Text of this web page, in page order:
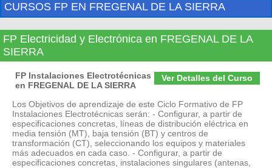
CURSOS FP EN FREGENAL DE LA SIERRA
FP Electricidad y Electrónica en FREGENAL DE LA
SIERRA
Ver Detalles del Curso
FP Instalaciones Electrotécnicas
en FREGENAL DE LA SIERRA
Los Objetivos de aprendizaje de este Ciclo Formativo de FP
Instalaciones Electrotécnicas serán: - Configurar, a partir de
especificaciones concretas, líneas de distribución eléctrica en
media tensión (MT), baja tensión (BT) y centros de
transformación (CT), seleccionando los equipos y materiales
más adecuados en cada caso. - Configurar, a partir de
especificaciones concretas, instalaciones singulares (antenas,